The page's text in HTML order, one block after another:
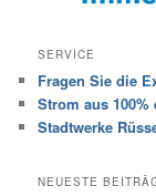
SERVICE
Fragen Sie die
Strom aus 100%
Stadtwerke
NEUESTE